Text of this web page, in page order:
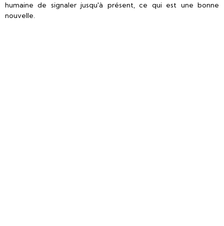
humaine de signaler jusqu'à présent, ce qui est une bonne
nouvelle.